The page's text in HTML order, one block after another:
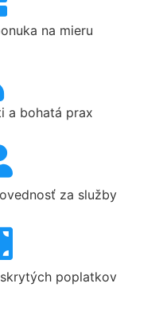
na mieru
a bohatá prax
za služby
poplatkov